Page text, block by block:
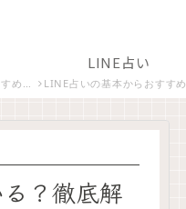
い方はこちら。
LINE占い
LINE占いの基本からおすすめのLINE占い師、危険なLINE占いまでを紹介。LINE占いで運命を占いたい方はこちら。
？徹底解